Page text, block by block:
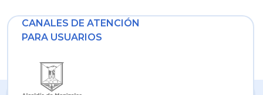
CANALES DE ATENCIÓN
PARA USUARIOS